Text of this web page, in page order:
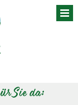
Sie da: